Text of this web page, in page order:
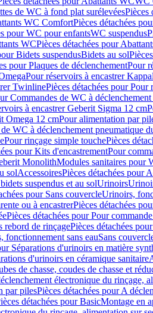
de WC à fond plat surélevéesPièces
WC ComfortPièces détachées
pour WC pour enfantsWC suspendus
WCPièces détachées pour
Bidets suspendusBidets au sol
pour Plaques de déclenchementPour
Pour réservoirs à encastrer Kappa
TwinlinePièces détachées pour Pour
Commandes de WC à
à encastrer Geberit Sigma 12 cm
Omega 12 cmPour alimentation par
WC à déclenchement pneumatique
Pour rinçage simple touchePièces
pour Kits d'encastrementPour
MonolithModules sanitaires pour
solAccessoiresPièces détachées pour
suspendus et au solUrinoirs
pour Sans couvercleUrinoirs,
ou à encastrerPièces détachées
Pièces détachées pour Pour
rebord de rinçagePièces détachées
fonctionnement sans eauSans
Séparations d'urinoirs en matière
d'urinoirs en céramique sanitaire
de chasse, coudes de chasse et
électronique du rinçage,
par pilesPièces détachées pour A
détachées pour BasicMontage en